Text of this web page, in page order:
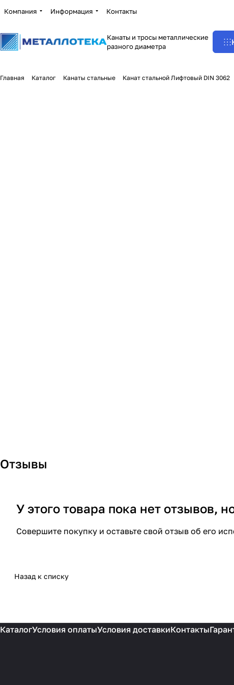
Компания Информация Контакты
Канаты и тросы металлические
разного диаметра
Главная Каталог Канаты стальные Канат стальной Лифтовый DIN 3062
Отзывы
У этого товара пока нет отзывов,
Совершите покупку и оставьте свой отзыв об его
Назад к списку
КаталогУсловия оплатыУсловия доставкиКонтакты